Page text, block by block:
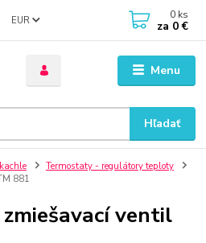
Menu
EUR
Hľadať
0 ks
za 0 €
Termostaty - regulátory teploty
881
ventil